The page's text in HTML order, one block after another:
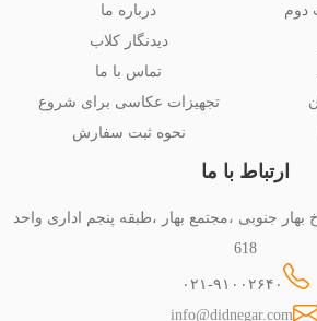
دوم
درباره ما
دیدنگار کلاب
تماس با ما
تجهیزات عکاسی برای شروع
نحوه ثبت سفارش
ارتباط با ما
جنوبی ،مجتمع بهار ،طبقه پنجم اداری واحد
618
۰۲۱-۹۱۰۰۲۶۴۰
info@didnegar.com